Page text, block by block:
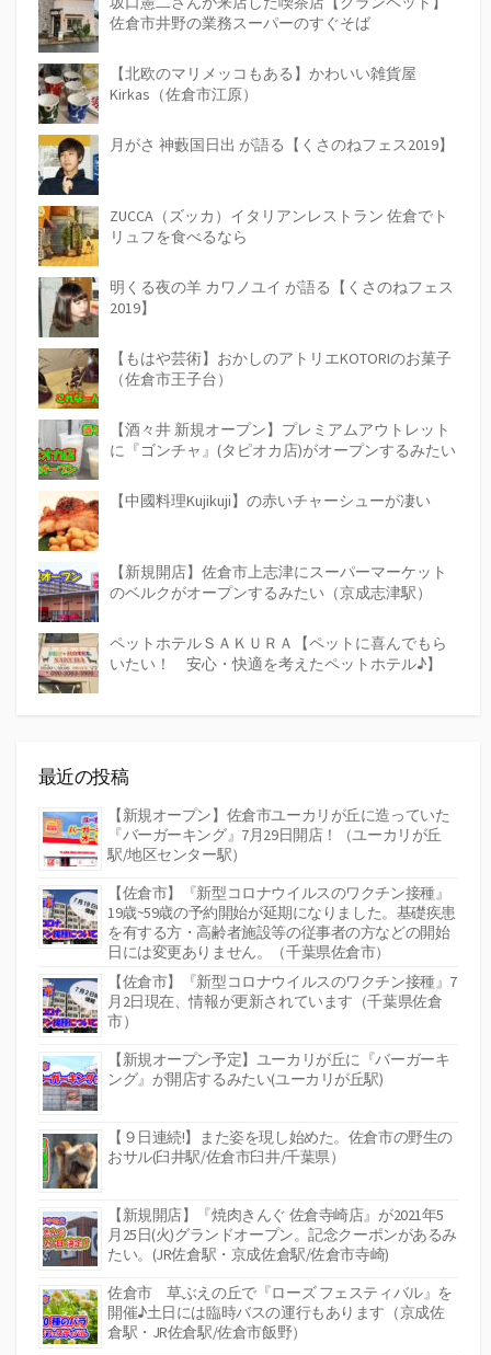
佐倉市井野の業務スーパーのすぐそば
【北欧のマリメッコもある】かわいい雑貨屋
Kirkas（佐倉市江原）
月がさ 神藪国日出 が語る【くさのねフェス2019】
ZUCCA（ズッカ）イタリアンレストラン 佐倉でト
リュフを食べるなら
明くる夜の羊 カワノユイ が語る【くさのねフェス
2019】
【もはや芸術】おかしのアトリエKOTORIのお菓子
（佐倉市王子台）
【酒々井 新規オープン】プレミアムアウトレット
に『ゴンチャ』(タピオカ店)がオープンするみたい
【中國料理Kujikuji】の赤いチャーシューが凄い
【新規開店】佐倉市上志津にスーパーマーケット
のベルクがオープンするみたい（京成志津駅）
ペットホテルＳＡＫＵＲＡ【ペットに喜んでもら
いたい！ 安心・快適を考えたペットホテル♪】
最近の投稿
【新規オープン】佐倉市ユーカリが丘に造っていた
『バーガーキング』7月29日開店！（ユーカリが丘
駅/地区センター駅）
【佐倉市】『新型コロナウイルスのワクチン接種』
19歳~59歳の予約開始が延期になりました。基礎疾患
を有する方・高齢者施設等の従事者の方などの開始
日には変更ありません。（千葉県佐倉市）
【佐倉市】『新型コロナウイルスのワクチン接種』7
月2日現在、情報が更新されています（千葉県佐倉
市）
【新規オープン予定】ユーカリが丘に『バーガーキ
ング』が開店するみたい(ユーカリが丘駅)
【９日連続!】また姿を現し始めた。佐倉市の野生の
おサル(臼井駅/佐倉市臼井/千葉県）
【新規開店】『焼肉きんぐ 佐倉寺崎店』が2021年5
月25日(火)グランドオープン。記念クーポンがあるみ
たい。(JR佐倉駅・京成佐倉駅/佐倉市寺崎)
佐倉市 草ぶえの丘で『ローズ フェスティバル』を
開催♪土日には臨時バスの運行もあります（京成佐
倉駅・JR佐倉駅/佐倉市飯野）